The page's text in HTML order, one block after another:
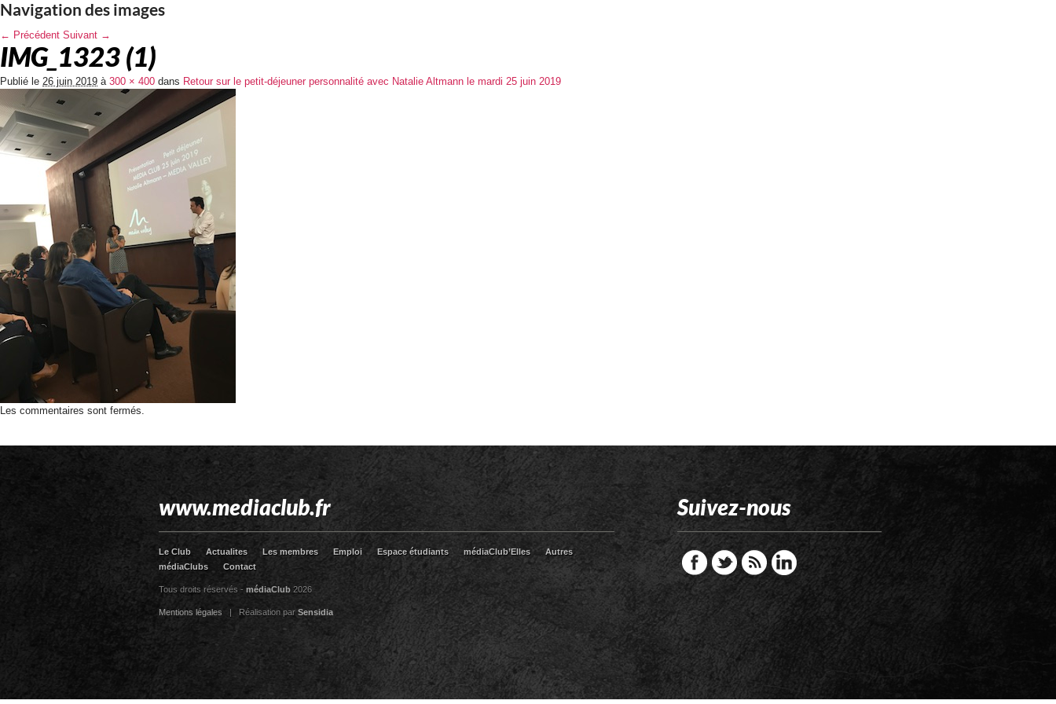
Navigation des images
← Précédent Suivant →
IMG_1323 (1)
Publié le 26 juin 2019 à 300 × 400 dans Retour sur le petit-déjeuner personnalité avec Natalie Altmann le mardi 25 juin 2019
Les commentaires sont fermés.
www.mediaclub.fr
Le Club Actualites Les membres Emploi Espace étudiants médiaClub’Elles
Autres
médiaClubs
Contact
Tous droits réservés - médiaClub 2026
Mentions légales | Réalisation par Sensidia
Suivez-nous
FacebookTwitter RSS LinkedIn